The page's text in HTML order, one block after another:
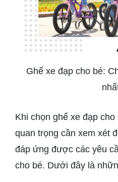
Ghế xe đạp cho bé:
Khi chọn ghế xe đạp
quan trọng cần xem xét
đáp ứng được các yêu
cho bé. Dưới đây là